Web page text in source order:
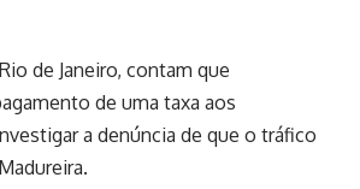
de Janeiro, contam que
de uma taxa aos
a denúncia de que o tráfico